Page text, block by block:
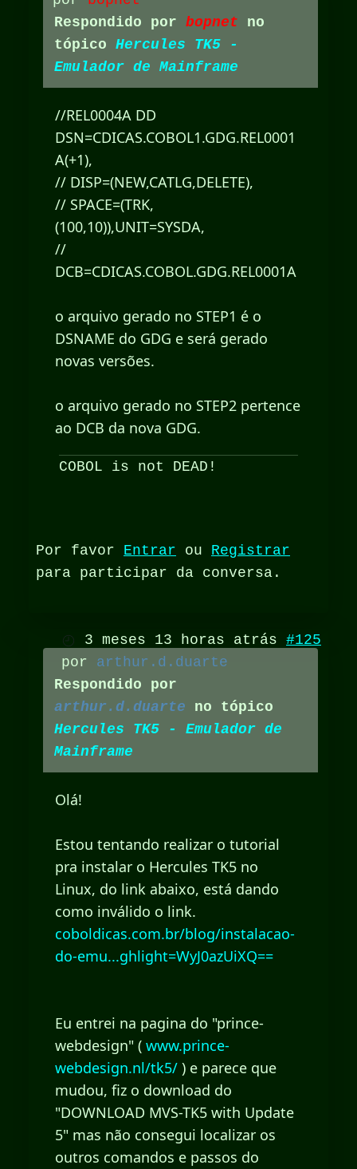
Respondido por bopnet no
tópico Hercules TK5 -
Emulador de Mainframe
//REL0004A DD
DSN=CDICAS.COBOL1.GDG.REL0001
A(+1),
// DISP=(NEW,CATLG,DELETE),
// SPACE=(TRK,
(100,10)),UNIT=SYSDA,
//
DCB=CDICAS.COBOL.GDG.REL0001A
o arquivo gerado no STEP1 é o
DSNAME do GDG e será gerado
novas versões.
o arquivo gerado no STEP2 pertence
ao DCB da nova GDG.
COBOL is not DEAD!
Por favor Entrar ou Registrar
para participar da conversa.
3 meses 13 horas atrás #125
por arthur.d.duarte
Respondido por
arthur.d.duarte no tópico
Hercules TK5 - Emulador de
Mainframe
Olá!
Estou tentando realizar o tutorial
pra instalar o Hercules TK5 no
Linux, do link abaixo, está dando
como inválido o link.
coboldicas.com.br/blog/instalacao-
do-emu...ghlight=WyJ0azUiXQ==
Eu entrei na pagina do "prince-
webdesign" ( www.prince-
webdesign.nl/tk5/ ) e parece que
mudou, fiz o download do
"DOWNLOAD MVS-TK5 with Update
5" mas não consegui localizar os
outros comandos e passos do